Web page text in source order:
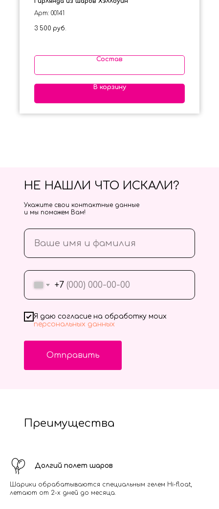
Арт: 00141
3 500 руб.
Состав
В корзину
+7
Я даю согласие на обработку моих
персональных данных
Отправить
НЕ НАШЛИ ЧТО ИСКАЛИ?
Укажите свои контактные данные
и мы поможем Вам!
Преимущества
Долгий полет шаров
Шарики обрабатываются специальным гелем Hi-float,
летают от 2-х дней до месяца.